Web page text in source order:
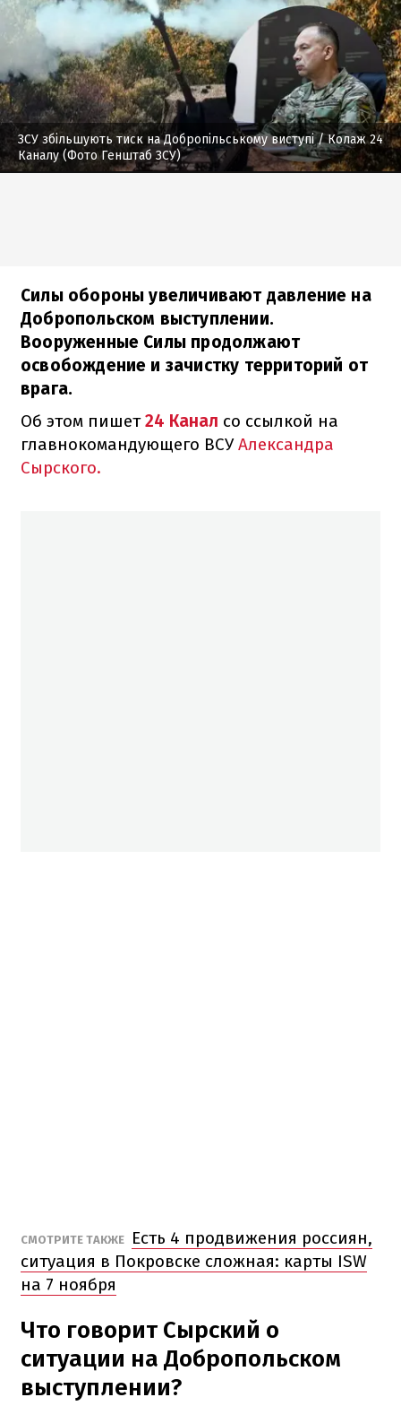
ЗСУ збільшують тиск на Добропільському виступі/ Колаж 24
Каналу (Фото Генштаб ЗСУ)
Силы обороны увеличивают давление на
Добропольском выступлении.
Вооруженные Силы продолжают
освобождение и зачистку территорий от
врага.
Об этом пишет24 Канал со ссылкой на
главнокомандующего ВСУАлександра
Сырского.
СМОТРИТЕ ТАКЖЕ
Есть 4 продвижения россиян,
ситуация в Покровске сложная: карты ISW
на 7 ноября
Что говорит Сырский о
ситуации на Добропольском
выступлении?